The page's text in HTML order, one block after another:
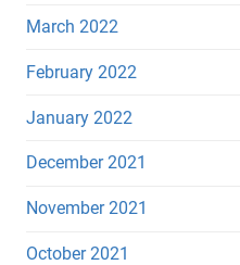
March 2022
February 2022
January 2022
December 2021
November 2021
October 2021